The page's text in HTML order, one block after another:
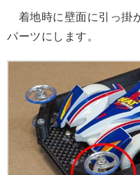
着地時に壁面に引っ掛
パーツにします。